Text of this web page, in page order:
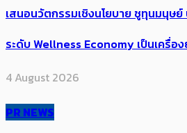
เสนอนวัตกรรมเชิงนโยบาย ชูทุนมนุษ
ระดับ Wellness Economy เป็นเครื่อ
4 August 2026
PR NEWS